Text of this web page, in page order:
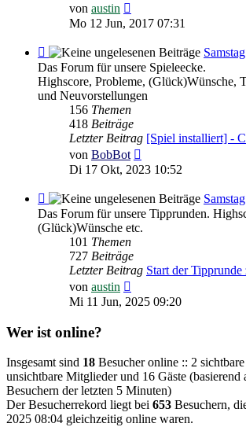
von austin
Beitrag
Mo 12 Jun, 2017 07:31
Feed
-
Samstag13Uhr
-
Spielhalle
Das Forum für unsere Spieleecke.
Highscore, Probleme, (Glück)Wünsche,
und Neuvorstellungen
156 Themen
418 Beiträge
Letzter Beitrag [Spiel installiert] -
von BobBot
Beitrag
Di 17 Okt, 2023 10:52
Feed
-
Samstag13Uhr
Tipprunden
Das Forum für unsere Tipprunden.
(Glück)Wünsche etc.
101 Themen
727 Beiträge
Letzter Beitrag Start der
von austin
Beitrag
Mi 11 Jun, 2025 09:20
Wer ist online?
Insgesamt sind 18 Besucher online :: 2
unsichtbare Mitglieder und 16 Gäste (basierend
Besuchern der letzten 5 Minuten)
Der Besucherrekord liegt bei 653 Besuchern,
2025 08:04 gleichzeitig online waren.